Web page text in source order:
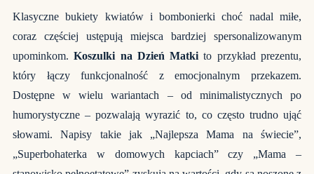
Klasyczne bukiety kwiatów i bombonierki choć nadal miłe,
coraz częściej ustępują miejsca bardziej spersonalizowanym
upominkom.Koszulki na Dzień Matki to przykład prezentu,
który łączy funkcjonalność z emocjonalnym przekazem.
Dostępne w wielu wariantach – od minimalistycznych po
humorystyczne – pozwalają wyrazić to, co często trudno ująć
słowami. Napisy takie jak „Najlepsza Mama na świecie”,
„Superbohaterka w domowych kapciach” czy „Mama –